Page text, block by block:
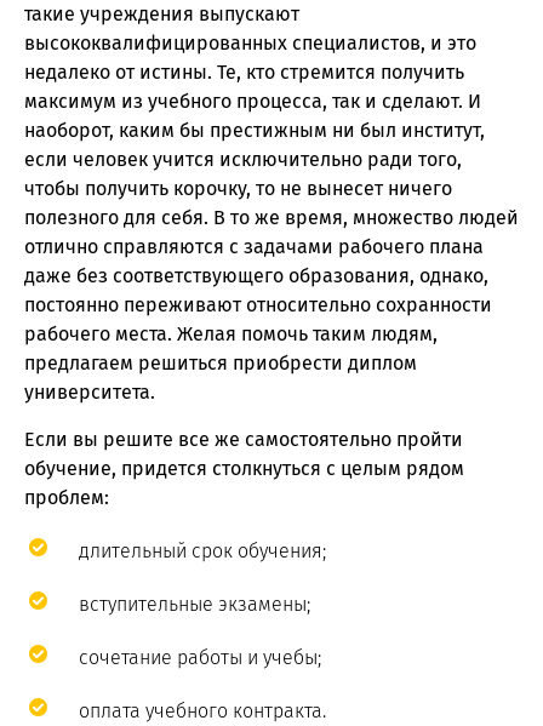
такие учреждения выпускают
высококвалифицированных специалистов, и это
недалеко от истины. Те, кто стремится получить
максимум из учебного процесса, так и сделают. И
наоборот, каким бы престижным ни был институт,
если человек учится исключительно ради того,
чтобы получить корочку, то не вынесет ничего
полезного для себя. В то же время, множество людей
отлично справляются с задачами рабочего плана
даже без соответствующего образования, однако,
постоянно переживают относительно сохранности
рабочего места. Желая помочь таким людям,
предлагаем решиться приобрести диплом
университета.
Если вы решите все же самостоятельно пройти
обучение, придется столкнуться с целым рядом
проблем:
длительный срок обучения;
вступительные экзамены;
сочетание работы и учебы;
оплата учебного контракта.